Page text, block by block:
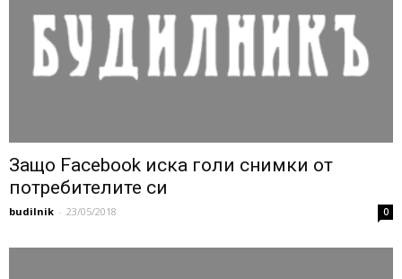
Защо Facebook иска голи снимки от
потребителите си
budilnik - 23/05/2018 0